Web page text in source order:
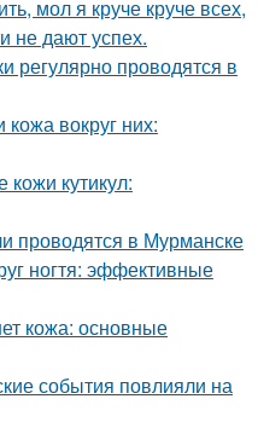
мол я круче круче всех,
не дают успех.
регулярно проводятся в
кожа вокруг них:
кожи кутикул:
проводятся в Мурманске
ногтя: эффективные
кожа: основные
события повлияли на